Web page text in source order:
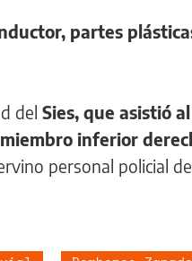
partes
del Sies, que asistió
inferior
personal policial